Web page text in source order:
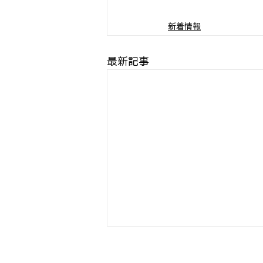
新着情報
最新記事